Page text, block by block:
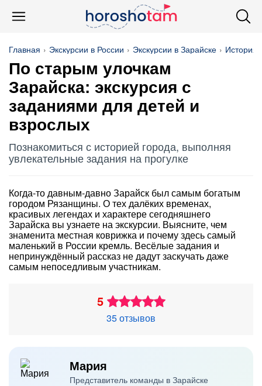
Главная Экскурсии в России Экскурсии в Зарайске История
По старым улочкам
Зарайска: экскурсия с
заданиями для детей и
взрослых
Познакомиться с историей города, выполняя
увлекательные задания на прогулке
Когда-то давным-давно Зарайск был самым богатым
городом Рязанщины. О тех далёких временах,
красивых легендах и характере сегодняшнего
Зарайска вы узнаете на экскурсии. Выясните, чем
знаменита местная коврижка и почему здесь самый
маленький в России кремль. Весёлые задания и
непринуждённый рассказ не дадут заскучать даже
самым непоседливым участникам.
5
35 отзывов
Мария
Представитель команды в Зарайске